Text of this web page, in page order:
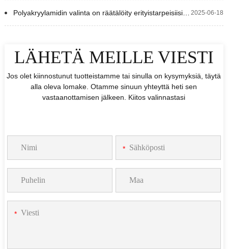
2025-06-18
Polyakryylamidin valinta on räätälöity erityistarpeisiisi sen sijaan, että se perustuisi vain hintaan.
LÄHETÄ MEILLE VIESTI
Jos olet kiinnostunut tuotteistamme tai sinulla on kysymyksiä, täytä
alla oleva lomake. Otamme sinuun yhteyttä heti sen
vastaanottamisen jälkeen. Kiitos valinnastasi
*
*